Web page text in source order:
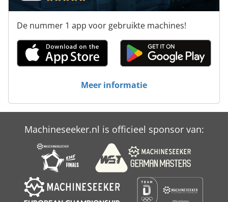
De nummer 1 app voor gebruikte machines!
Meer informatie
Machineseeker.nl is officieel sponsor van: